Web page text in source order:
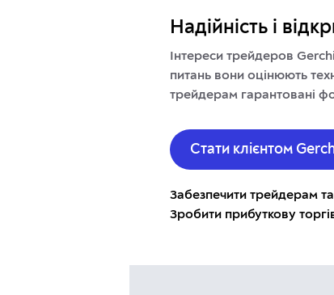
Надійність і
Інтереси трейдеров
питань вони оцінюють
трейдерам гарантовані
Стати клієнтом
Забезпечити трейдерам та
Зробити прибуткову